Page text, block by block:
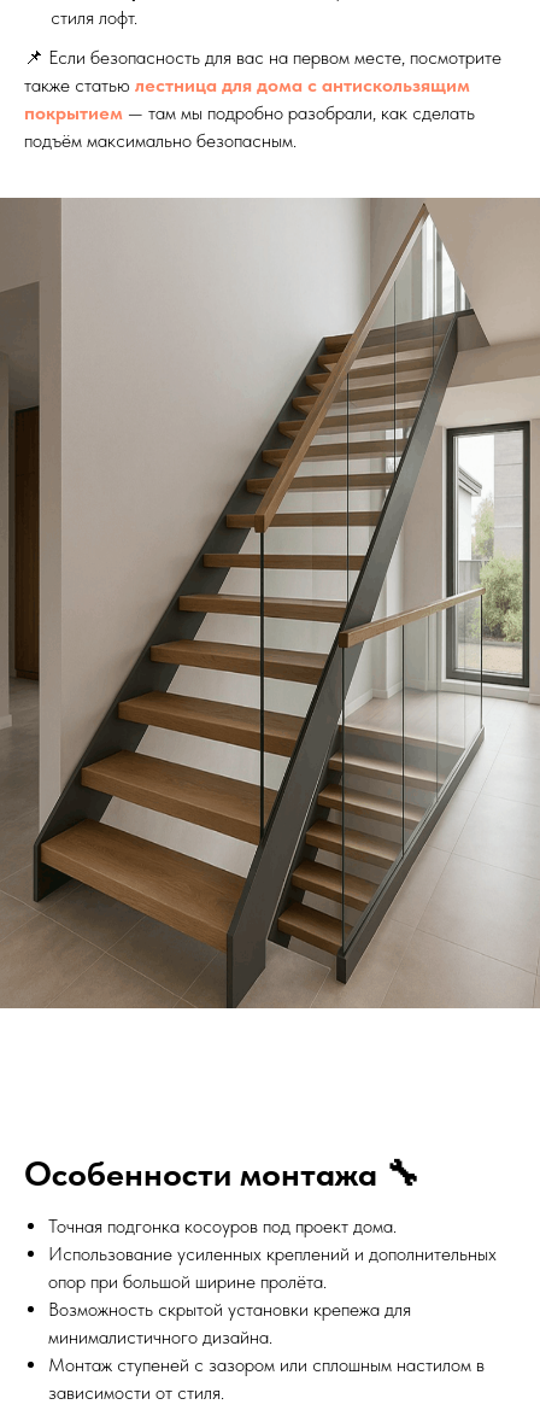
Выезд и ЗD ПРОЕКТбесплатно!
Лестница на
металлокаркасе
обшивку деревом
Москве
стиля лофт.
📌 Если безопасность для вас на первом месте, посмотрите
также статью лестница для дома с антискользящим
покрытием — там мы подробно разобрали, как сделать
подъём максимально безопасным.
Особенности монтажа 🔧
Точная подгонка косоуров под проект дома.
Использование усиленных креплений и дополнительных
опор при большой ширине пролёта.
Возможность скрытой установки крепежа для
минималистичного дизайна.
Монтаж ступеней с зазором или сплошным настилом в
зависимости от стиля.